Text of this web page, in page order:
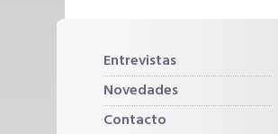
Entrevistas
Novedades
Contacto